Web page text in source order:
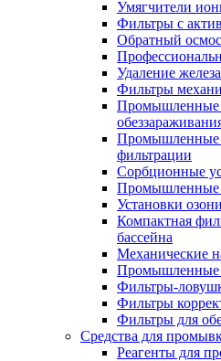
Умягчители
Фильтры с
Обратный осмос
Удаление
Фильтры
Промышленные
Промышленные
фильтрации
Сорбционные
Промышленные
Установки
Компактная
бассейна
Механические
Промышленные
Фильтры-
Фильтры
Фильтры для
Средства для
Реагенты для